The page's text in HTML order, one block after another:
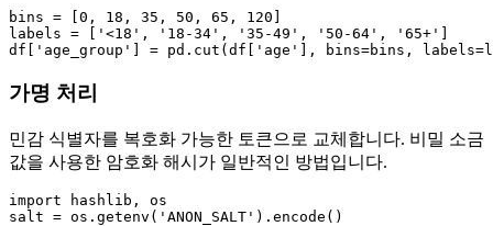
bins = [0, 18, 35, 50, 65, 120]
labels = ['<18', '18‑34', '35‑49', '50‑64', '65+']
가명 처리
민감 식별자를 복호화 가능한 토큰으로 교체합니다. 비밀 소금
값을 사용한 암호화 해시가 일반적인 방법입니다.
import hashlib, os
salt = os.getenv('ANON_SALT').encode()